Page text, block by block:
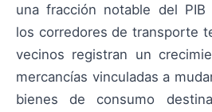
una fracción notable del PIB
los corredores de transporte
vecinos registran un
mercancías vinculadas a
bienes de consumo